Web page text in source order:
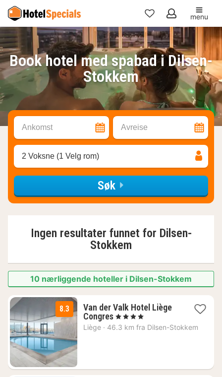
Mine
favoritter
menu
Book hotel med spabad i Dilsen-
Stokkem
Ankomst Avreise
2 Voksne (1 Velg rom)
Søk
Ingen resultater funnet for Dilsen-
Stokkem
10 nærliggende hoteller i Dilsen-Stokkem
8.3
Van der Valk Hotel Liège
Congres1
natt
, 4 Stjerner
Liège · 46.3 km fra Dilsen-Stokkem